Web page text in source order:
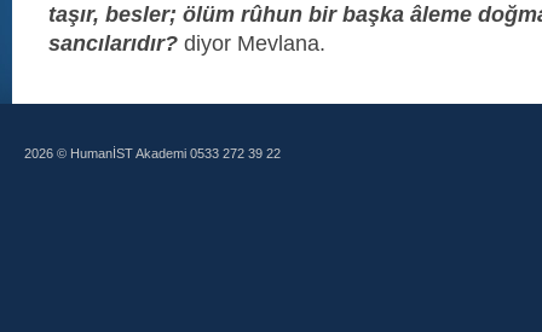
taşır, besler; ölüm rûhun bir başka âleme
sancılarıdır? diyor Mevlana.
2026 © HumanİST Akademi 0533 272 39 22